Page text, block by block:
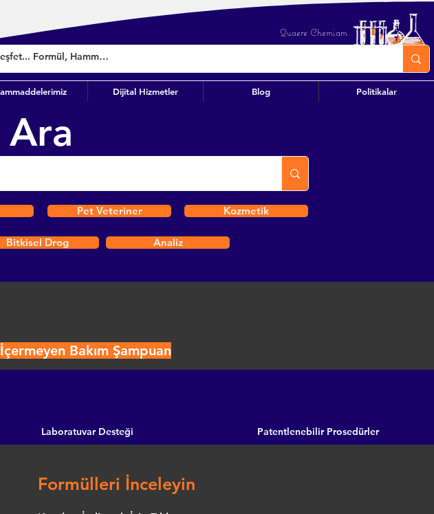
Quaere Chemiam
Dijital Hizmetler Blog Politikalar
Pet Veteriner Kozmetik
Bitkisel Drog Analiz
Bakım Şampuan
Laboratuvar Desteği Patentlenebilir Prosedürler
Formülleri İnceleyin